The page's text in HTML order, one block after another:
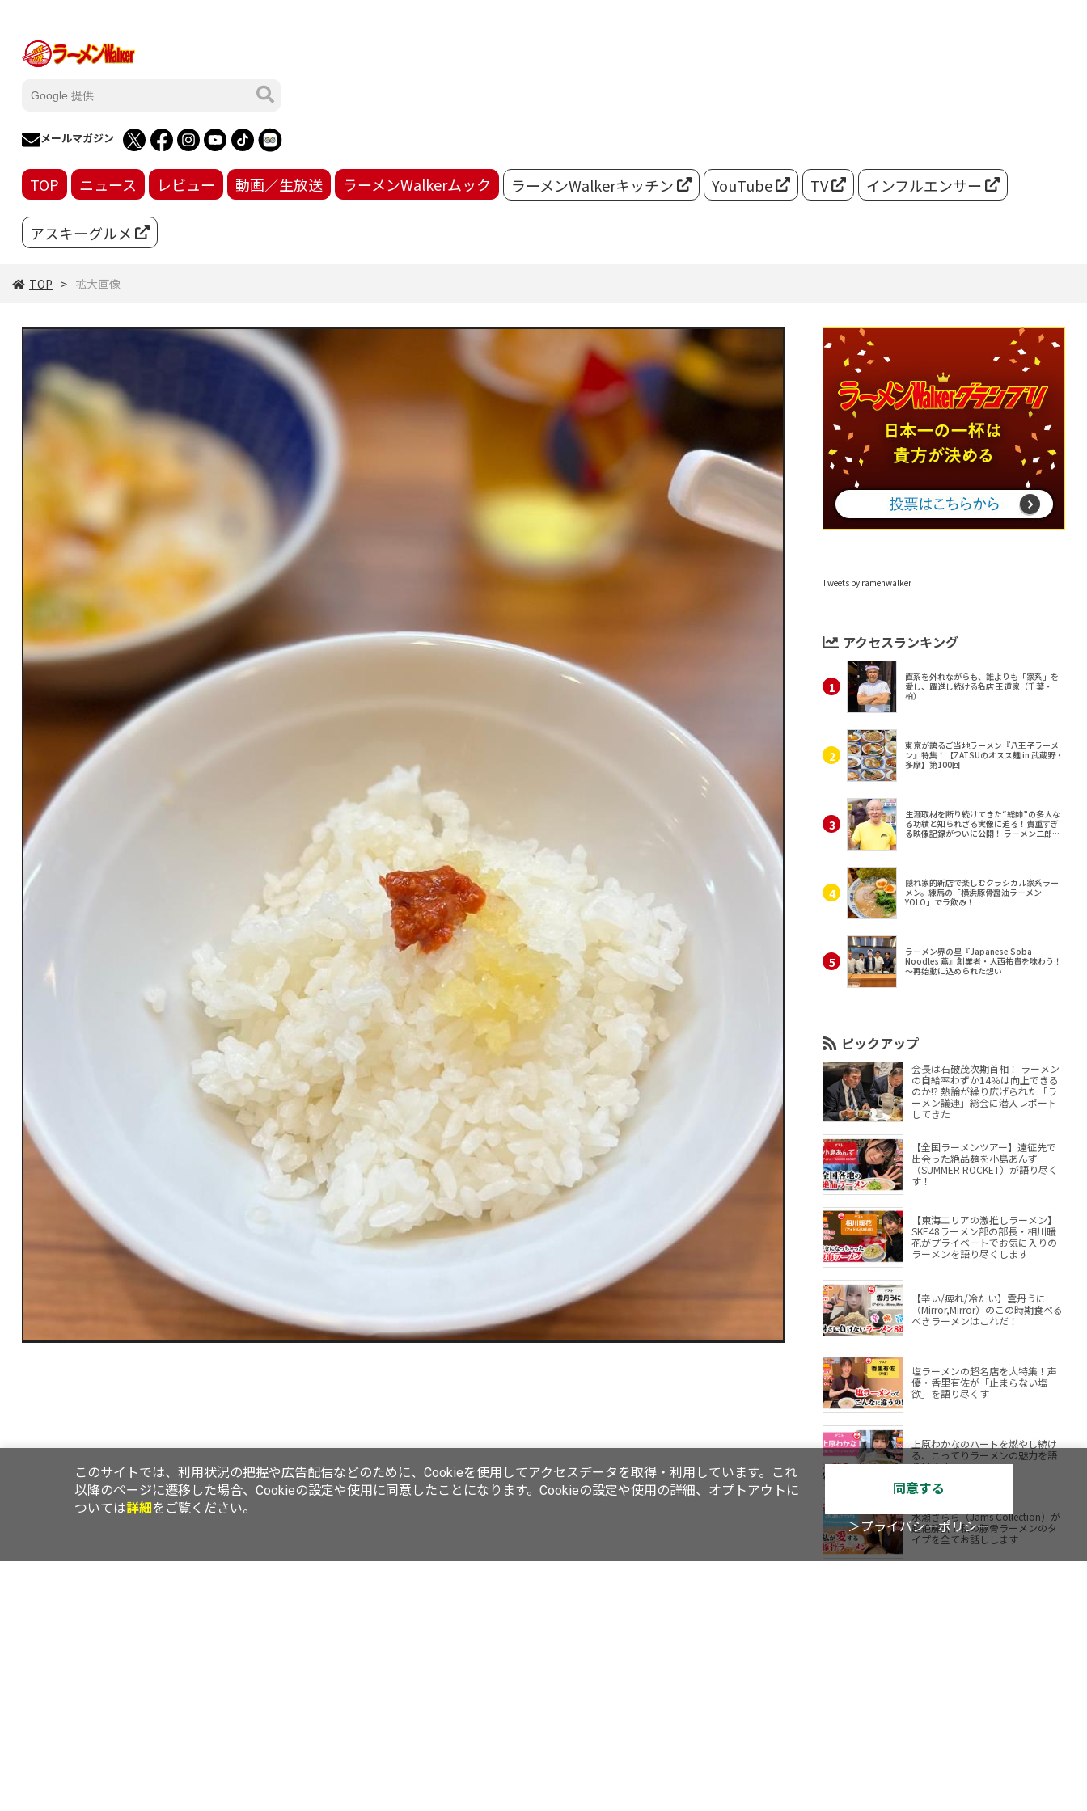
メールマガジン
TOP ニュース レビュー 動画／生放送 ラーメンWalkerムック ラーメンWalkerキッチン YouTube TV インフルエンサー
アスキーグルメ
TOP 拡大画像
Tweets by ramenwalker
アクセスランキング
直系を外れながらも、誰よりも「家系」を
愛し、躍進し続ける名店 王道家（千葉・
柏）
東京が誇るご当地ラーメン『八王子ラーメ
ン』特集！【ZATSUのオスス麺 in 武蔵野・
多摩】第100回
生涯取材を断り続けてきた“総帥”の多大な
る功績と知られざる実像に迫る！貴重すぎ
る映像記録がついに公開！ ラーメン二郎
隠れ家的新店で楽しむクラシカル家系ラー
メン。練馬の「横浜豚骨醤油ラーメン
YOLO」でラ飲み！
ラーメン界の星『Japanese Soba
Noodles 蔦』創業者・大西祐貴を味わう！
～再始動に込められた想い
ピックアップ
会長は石破茂次期首相！ ラーメン
の自給率わずか14％は向上できる
のか!? 熱論が繰り広げられた「ラ
ーメン議連」総会に潜入レポート
してきた
【全国ラーメンツアー】遠征先で
出会った絶品麺を小島あんず
（SUMMER ROCKET）が語り尽く
す！
【東海エリアの激推しラーメン】
SKE48ラーメン部の部長・相川暖
花がプライベートでお気に入りの
ラーメンを語り尽くします
【辛い/痺れ/冷たい】雲丹うに
（Mirror,Mirror）のこの時期食べる
べきラーメンはこれだ！
塩ラーメンの超名店を大特集！声
優・香里有佐が「止まらない塩
欲」を語り尽くす
上原わかなのハートを燃やし続け
る、こってりラーメンの魅力を語
り尽くす
水瀬さらら（Jams Collection）が
超絶解説！私の豚骨ラーメンのタ
イプを全てお話しします
このサイトでは、利用状況の把握や広告配信などのために、Cookieを使用してアクセスデータを取得・利用しています。これ
以降のページに遷移した場合、Cookieの設定や使用に同意したことになります。Cookieの設定や使用の詳細、オプトアウトに
ついては詳細をご覧ください。
同意する
＞プライバシーポリシー